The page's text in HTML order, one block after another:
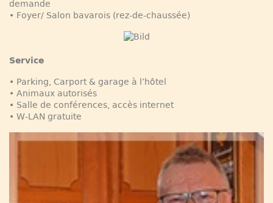
demande
• Foyer/ Salon bavarois (rez-de-chaussée)
Service
• Parking, Carport & garage à l’hôtel
• Animaux autorisés
• Salle de conférences, accès internet
• W-LAN gratuite